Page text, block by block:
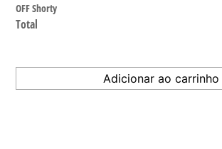
OFF Shorty
Total